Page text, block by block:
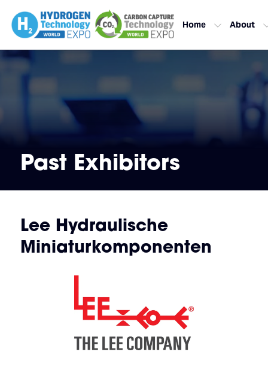
Home About
Past Exhibitors
Lee Hydraulische
Miniaturkomponenten